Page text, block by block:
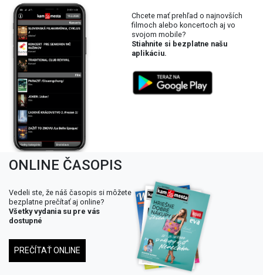
Chcete mať prehľad o najnovších
filmoch alebo koncertoch aj vo
svojom mobile?
Stiahnite si bezplatne našu
aplikáciu.
ONLINE ČASOPIS
Vedeli ste, že náš časopis si môžete
bezplatne prečítať aj online?
Všetky vydania su pre vás
dostupné
PREČÍTAŤ ONLINE